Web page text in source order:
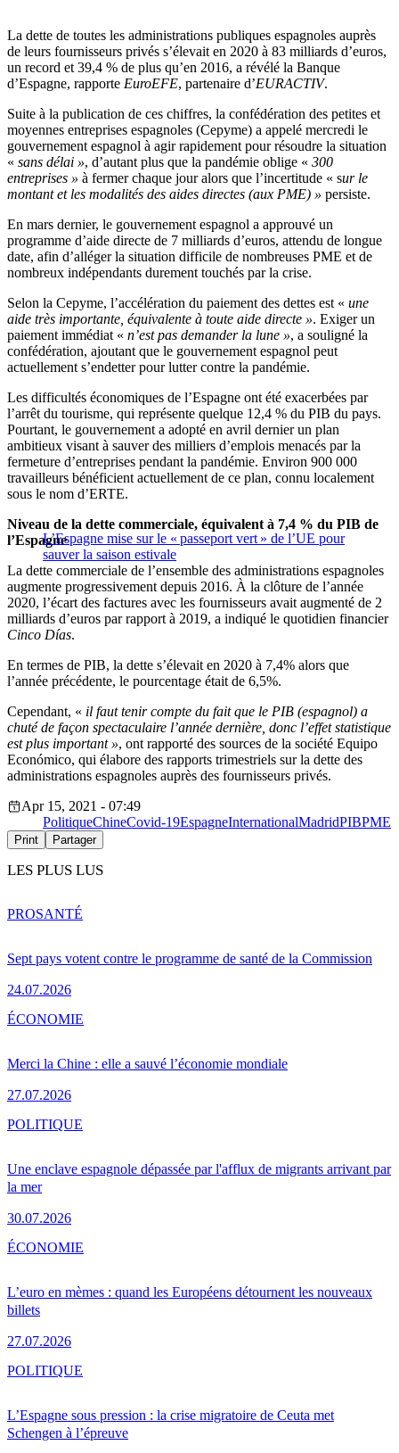
La dette de toutes les administrations publiques espagnoles auprès
de leurs fournisseurs privés s’élevait en 2020 à 83 milliards d’euros,
un record et 39,4 % de plus qu’en 2016, a révélé la Banque
d’Espagne, rapporte EuroEFE, partenaire d’EURACTIV.
Suite à la publication de ces chiffres, la confédération des petites et
moyennes entreprises espagnoles (Cepyme) a appelé mercredi le
gouvernement espagnol à agir rapidement pour résoudre la situation
« sans délai », d’autant plus que la pandémie oblige « 300
entreprises » à fermer chaque jour alors que l’incertitude « sur le
montant et les modalités des aides directes (aux PME) » persiste.
En mars dernier, le gouvernement espagnol a approuvé un
programme d’aide directe de 7 milliards d’euros, attendu de longue
date, afin d’alléger la situation difficile de nombreuses PME et de
nombreux indépendants durement touchés par la crise.
Selon la Cepyme, l’accélération du paiement des dettes est « une
aide très importante, équivalente à toute aide directe ». Exiger un
paiement immédiat « n’est pas demander la lune », a souligné la
confédération, ajoutant que le gouvernement espagnol peut
actuellement s’endetter pour lutter contre la pandémie.
Les difficultés économiques de l’Espagne ont été exacerbées par
l’arrêt du tourisme, qui représente quelque 12,4 % du PIB du pays.
Pourtant, le gouvernement a adopté en avril dernier un plan
ambitieux visant à sauver des milliers d’emplois menacés par la
fermeture d’entreprises pendant la pandémie. Environ 900 000
travailleurs bénéficient actuellement de ce plan, connu localement
sous le nom d’ERTE.
L’Espagne mise sur le « passeport vert » de l’UE pour
sauver la saison estivale
Niveau de la dette commerciale, équivalent à 7,4 % du PIB de
l’Espagne
La dette commerciale de l’ensemble des administrations espagnoles
augmente progressivement depuis 2016. À la clôture de l’année
2020, l’écart des factures avec les fournisseurs avait augmenté de 2
milliards d’euros par rapport à 2019, a indiqué le quotidien financier
Cinco Días.
En termes de PIB, la dette s’élevait en 2020 à 7,4% alors que
l’année précédente, le pourcentage était de 6,5%.
Cependant, « il faut tenir compte du fait que le PIB (espagnol) a
chuté de façon spectaculaire l’année dernière, donc l’effet statistique
est plus important », ont rapporté des sources de la société Equipo
Económico, qui élabore des rapports trimestriels sur la dette des
administrations espagnoles auprès des fournisseurs privés.
Apr 15, 2021 - 07:49
PolitiqueChineCovid-19EspagneInternationalMadridPIBPME
Print Partager
LES PLUS LUS
Sept pays votent contre le programme de santé de la Commission
24.07.2026
PROSANTÉ
Merci la Chine : elle a sauvé l’économie mondiale
27.07.2026
ÉCONOMIE
Une enclave espagnole dépassée par l'afflux de migrants arrivant par
la mer
30.07.2026
POLITIQUE
L’euro en mèmes : quand les Européens détournent les nouveaux
billets
27.07.2026
ÉCONOMIE
L’Espagne sous pression : la crise migratoire de Ceuta met
Schengen à l’épreuve
POLITIQUE